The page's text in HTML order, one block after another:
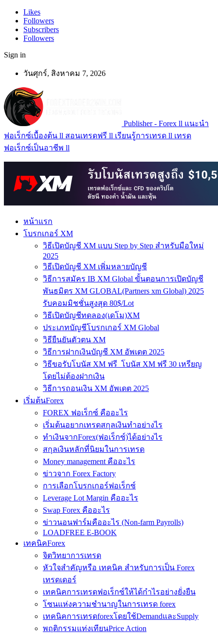
Likes
Followers
Subscribers
Followers
Sign in
วันศุกร์, สิงหาคม 7, 2026
Publisher - Forex ll แนะนำ
ฟอเร็กซ์เบื้องต้น ll สอนเทรดฟรี ll เรียนรู้การเทรด ll เทรด
ฟอเร็กซ์เป็นอาชีพ ll
หน้าแรก
โบรกเกอร์ XM
วิธีเปิดบัญชี XM แบบ Step by Step สำหรับมือใหม่
2025
วิธีเปิดบัญชี XM เพิ่มหลายบัญชี
วิธีการสมัคร IB XM Global ขั้นตอนการเปิดบัญชี
พันธมิตร XM GLOBAL(Partners xm Global) 2025
รับคอมมิชชั่นสูงสุด 80$/Lot
วิธีเปิดบัญชีทดลอง(เดโม)XM
ประเภทบัญชีโบรกเกอร์ XM Global
วิธียืนยันตัวตน XM
วิธีการฝากเงินบัญชี XM อัพเดต 2025
วิธีขอรับโบนัส XM ฟรี โบนัส XM ฟรี 30 เหรียญ
โดยไม่ต้องฝากเงิน
วิธีการถอนเงิน XM อัพเดต 2025
เริ่มต้นForex
FOREX ฟอเร็กซ์ คืออะไร
เริ่มต้นอยากเทรดสกุลเงินทำอย่างไร
ทำเงินจากForex(ฟอเร็กซ์)ได้อย่างไร
สกุลเงินหลักที่นิยมในการเทรด
Money management คืออะไร
ข่าวจาก Forex Factory
การเลือกโบรกเกอร์ฟอเร็กซ์
Leverage Lot Margin คืออะไร
Swap Forex คืออะไร
ข่าวนอนฟาร์มคืออะไร (Non-farm Payrolls)
LOADFREE E-BOOK
เทคนิคForex
จิตวิทยาการเทรด
หัวใจสำคัญหรือ เทคนิค สำหรับการเป็น Forex
เทรดเดอร์
เทคนิคการเทรดฟอเร็กซ์ให้ได้กำไรอย่างยั่งยืน
โซนแห่งความชำนาญในการเทรด forex
เทคนิคการเทรดforexโดยใช้DemandและSupply
พฤติกรรมแท่งเทียนPrice Action